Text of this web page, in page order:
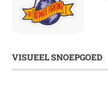
VISUEEL SNOEPGOED